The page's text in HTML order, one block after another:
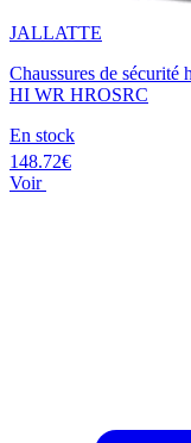
JALLATTE
Chaussures de
HI WR HROSRC
En stock
148.72€
Voir